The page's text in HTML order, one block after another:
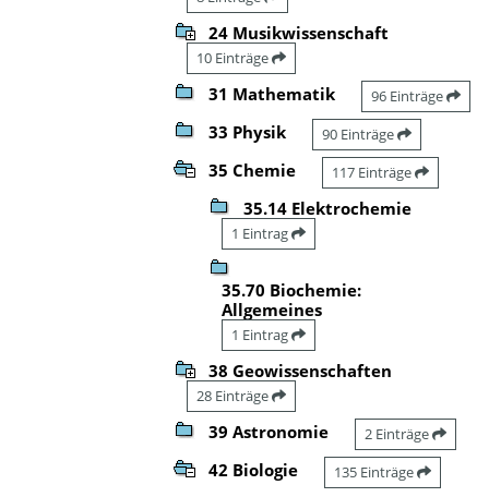
24 Musikwissenschaft
10 Einträge
31 Mathematik 96 Einträge
33 Physik 90 Einträge
35 Chemie 117 Einträge
35.14 Elektrochemie
1 Eintrag
35.70 Biochemie:
Allgemeines
1 Eintrag
38 Geowissenschaften
28 Einträge
39 Astronomie 2 Einträge
42 Biologie 135 Einträge